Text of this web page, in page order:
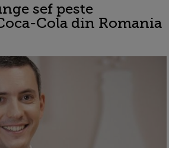
sef peste
Cola din Romania